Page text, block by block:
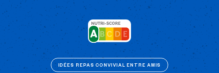
IDÉES REPAS CONVIVIAL ENTRE AMIS